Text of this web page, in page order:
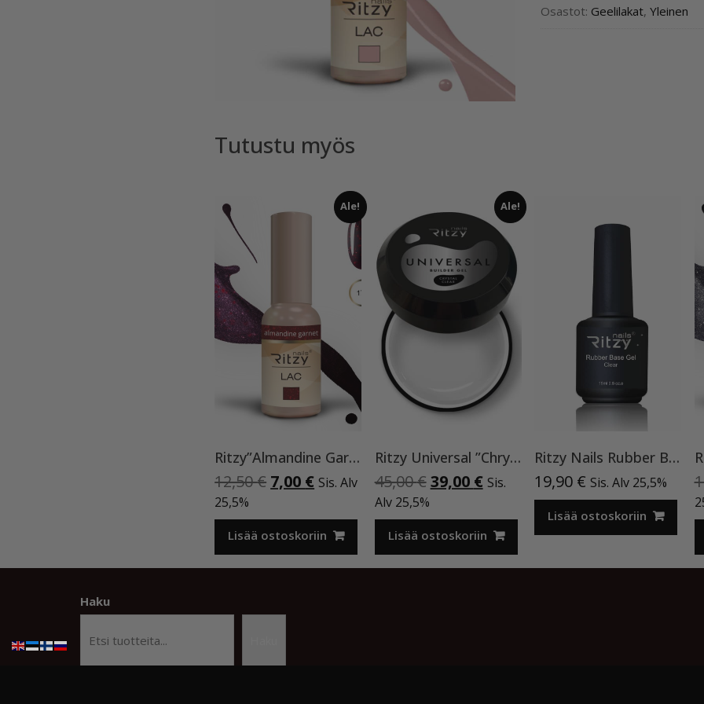
Osastot: Geelilakat, Yleinen
Tutustu myös
Ale!
Ritzy”Almandine Garnet”,9 ml TPO-VAPAA
12,50€ Alkuperäinen
oli:
12,50 €.
7,00 €Nykyinen
on:
7,00 €.
Sis. Alv
25,5%
Lisää ostoskoriin
Ale!
Ritzy Universal ”Chrystal clear” 50 ml TPO vapaa
45,00€Alkuperäinen
oli:
45,00 €.
39,00 €Nykyinen
on:
39,00 €.
Sis.
Alv 25,5%
Lisää ostoskoriin
Ritzy Nails Rubber Base Gel Clear 15ml UV/LED geelilakka base coat 🔥 Best Seller!
19,90 € Sis. Alv 25,5%
Lisää ostoskoriin
Haku